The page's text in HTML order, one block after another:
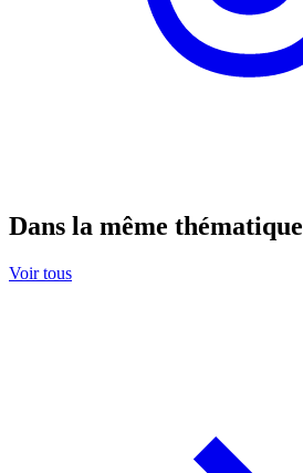
Dans la même thématique
Voir tous